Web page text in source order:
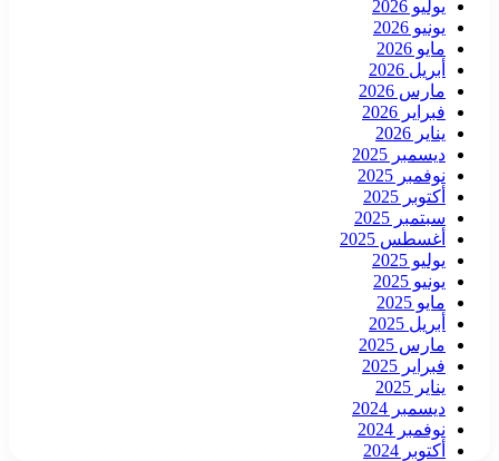
يوليو 2026
يونيو 2026
مايو 2026
أبريل 2026
مارس 2026
فبراير 2026
يناير 2026
ديسمبر 2025
نوفمبر 2025
أكتوبر 2025
سبتمبر 2025
أغسطس 2025
يوليو 2025
يونيو 2025
مايو 2025
أبريل 2025
مارس 2025
فبراير 2025
يناير 2025
ديسمبر 2024
نوفمبر 2024
أكتوبر 2024